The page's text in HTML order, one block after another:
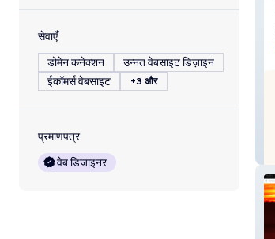
सेवाएँ
डोमेन कनेक्शन
उन्नत वेबसाइट डिज़ाइन
ईकॉमर्स वेबसाइट
+3 और
प्रमाणपत्र
वेब डिजाइनर